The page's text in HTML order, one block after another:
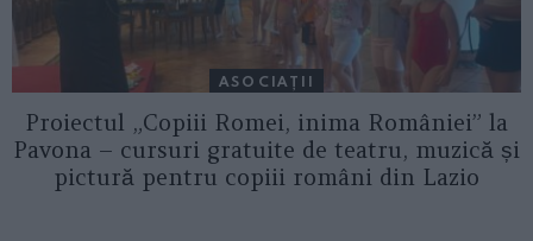
ASOCIAŢII
Proiectul „Copiii Romei, inima României” la
Pavona – cursuri gratuite de teatru, muzică și
pictură pentru copiii români din Lazio